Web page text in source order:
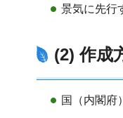
景気に先行
(2) 作成
国（内閣府